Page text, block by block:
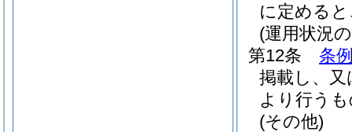
に定める
(運用状況
第12条
条
掲載し、
より行う
(その他)